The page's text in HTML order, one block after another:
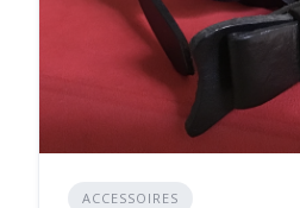
ACCESSOIRES